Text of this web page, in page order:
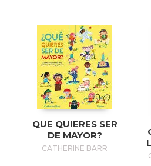
QUE QUIERES SER
DE MAYOR?
CATHERINE BARR